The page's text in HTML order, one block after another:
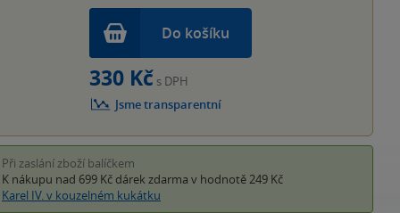
Do košíku
330 Kč s DPH
Jsme transparentní
Při zaslání zboží balíčkem
K nákupu nad 699 Kč dárek zdarma v hodnotě 249 Kč
Karel IV. v kouzelném kukátku